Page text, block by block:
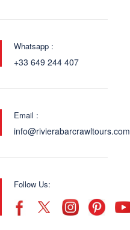
Whatsapp :
+33 649 244 407
Email :
info@rivierabarcrawltours.com
Follow Us: